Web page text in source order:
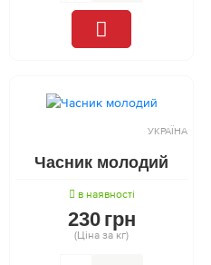
УКРАЇНА
Часник молодий
в наявності
230 грн
(Ціна за кг)